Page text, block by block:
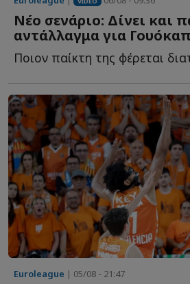
Νέο σενάριο: Δίνει και
αντάλλαγμα για
Euroleague | 05/08 - 21:47